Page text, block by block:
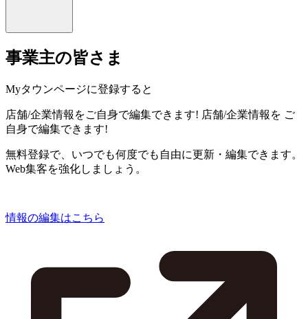
事業主の皆さま
Myタウンページに登録すると
店舗/企業情報をご自身で編集できます! 店舗/企業情報を ご
自身で編集できます!
無料登録で、いつでも何度でも自由に更新・編集できます。
Web集客を強化しましょう。
情報の編集はこちら